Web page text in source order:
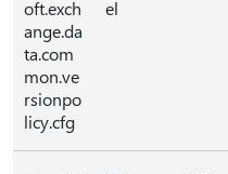
oft.exch
ange.da
ta.com
mon.ve
rsionpo
licy.cfg
el